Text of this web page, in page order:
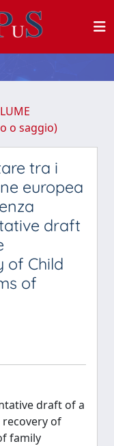
o saggio)
tra i
europea
draft
of Child
of
draft of a
of
family